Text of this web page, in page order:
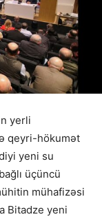
yerli
qeyri-hökumət
yeni su
üçüncü
mühafizəsi
Bitadze yeni